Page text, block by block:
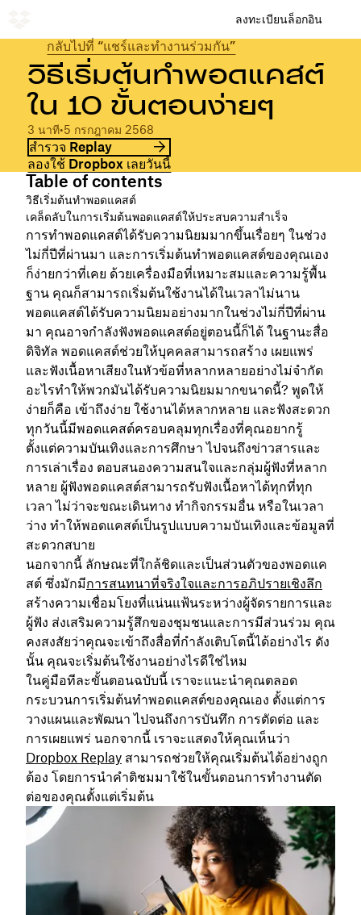
ลงทะเบียนล็อกอิน
กลับไปที่ “แชร์และทำงานร่วมกัน”
วิธีเริ่มต้นทำพอดแคสต์
ใน 10 ขั้นตอนง่ายๆ
3 นาที•5 กรกฎาคม 2568
สำรวจ Replay
ลองใช้ Dropbox เลยวันนี้
Table of contents
วิธีเริ่มต้นทำพอดแคสต์
เคล็ดลับในการเริ่มต้นพอดแคสต์ให้ประสบความสำเร็จ
การทำพอดแคสต์ได้รับความนิยมมากขึ้นเรื่อยๆ ในช่วง
ไม่กี่ปีที่ผ่านมา และการเริ่มต้นทำพอดแคสต์ของคุณเอง
ก็ง่ายกว่าที่เคย ด้วยเครื่องมือที่เหมาะสมและความรู้พื้น
ฐาน คุณก็สามารถเริ่มต้นใช้งานได้ในเวลาไม่นาน
พอดแคสต์ได้รับความนิยมอย่างมากในช่วงไม่กี่ปีที่ผ่าน
มา คุณอาจกำลังฟังพอดแคสต์อยู่ตอนนี้ก็ได้ ในฐานะสื่อ
ดิจิทัล พอดแคสต์ช่วยให้บุคคลสามารถสร้าง เผยแพร่
และฟังเนื้อหาเสียงในหัวข้อที่หลากหลายอย่างไม่จำกัด
อะไรทำให้พวกมันได้รับความนิยมมากขนาดนี้? พูดให้
ง่ายก็คือ เข้าถึงง่าย ใช้งานได้หลากหลาย และฟังสะดวก
ทุกวันนี้มีพอดแคสต์ครอบคลุมทุกเรื่องที่คุณอยากรู้
ตั้งแต่ความบันเทิงและการศึกษา ไปจนถึงข่าวสารและ
การเล่าเรื่อง ตอบสนองความสนใจและกลุ่มผู้ฟังที่หลาก
หลาย ผู้ฟังพอดแคสต์สามารถรับฟังเนื้อหาได้ทุกที่ทุก
เวลา ไม่ว่าจะขณะเดินทาง ทำกิจกรรมอื่น หรือในเวลา
ว่าง ทำให้พอดแคสต์เป็นรูปแบบความบันเทิงและข้อมูลที่
สะดวกสบาย
นอกจากนี้ ลักษณะที่ใกล้ชิดและเป็นส่วนตัวของพอดแค
สต์ ซึ่งมักมีการสนทนาที่จริงใจและการอภิปรายเชิงลึก
สร้างความเชื่อมโยงที่แน่นแฟ้นระหว่างผู้จัดรายการและ
ผู้ฟัง ส่งเสริมความรู้สึกของชุมชนและการมีส่วนร่วม คุณ
คงสงสัยว่าคุณจะเข้าถึงสื่อที่กำลังเติบโตนี้ได้อย่างไร ดัง
นั้น คุณจะเริ่มต้นใช้งานอย่างไรดีใช่ไหม
ในคู่มือทีละขั้นตอนฉบับนี้ เราจะแนะนำคุณตลอด
กระบวนการเริ่มต้นทำพอดแคสต์ของคุณเอง ตั้งแต่การ
วางแผนและพัฒนา ไปจนถึงการบันทึก การตัดต่อ และ
การเผยแพร่ นอกจากนี้ เราจะแสดงให้คุณเห็นว่า
Dropbox Replay สามารถช่วยให้คุณเริ่มต้นได้อย่างถูก
ต้อง โดยการนำคำติชมมาใช้ในขั้นตอนการทำงานตัด
ต่อของคุณตั้งแต่เริ่มต้น